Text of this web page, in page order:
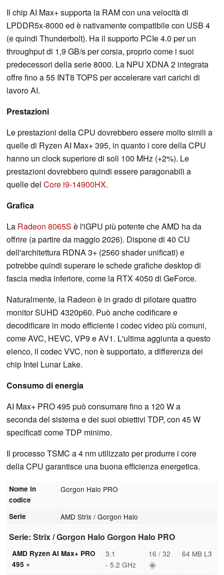
Il chip AI Max+ supporta la RAM con una velocità di
LPDDR5x-8000 ed è nativamente compatibile con USB 4
(e quindi Thunderbolt). Ha il supporto PCIe 4.0 per un
throughput di 1,9 GB/s per corsia, proprio come i suoi
predecessori della serie 8000. La NPU XDNA 2 integrata
offre fino a 55 INT8 TOPS per accelerare vari carichi di
lavoro AI.
Prestazioni
Le prestazioni della CPU dovrebbero essere molto simili a
quelle di Ryzen AI Max+ 395, in quanto i core della CPU
hanno un clock superiore di soli 100 MHz (+2%). Le
prestazioni dovrebbero quindi essere paragonabili a
quelle del Core i9-14900HX.
Grafica
La Radeon 8065S è l'iGPU più potente che AMD ha da
offrire (a partire da maggio 2026). Dispone di 40 CU
dell'architettura RDNA 3+ (2560 shader unificati) e
potrebbe quindi superare le schede grafiche desktop di
fascia media inferiore, come la RTX 4050 di GeForce.
Naturalmente, la Radeon è in grado di pilotare quattro
monitor SUHD 4320p60. Può anche codificare e
decodificare in modo efficiente i codec video più comuni,
come AVC, HEVC, VP9 e AV1. L'ultima aggiunta a questo
elenco, il codec VVC, non è supportato, a differenza dei
chip Intel Lunar Lake.
Consumo di energia
AI Max+ PRO 495 può consumare fino a 120 W a
seconda del sistema e dei suoi obiettivi TDP, con 45 W
specificati come TDP minimo.
Il processo TSMC a 4 nm utilizzato per produrre i core
della CPU garantisce una buona efficienza energetica.
Nome in
codice
Gorgon Halo PRO
Serie AMD Strix / Gorgon Halo
Serie: Strix / Gorgon Halo Gorgon Halo PRO
AMD Ryzen AI Max+ PRO
495 «
3.1
- 5.2 GHz
16 / 32 64 MB L3